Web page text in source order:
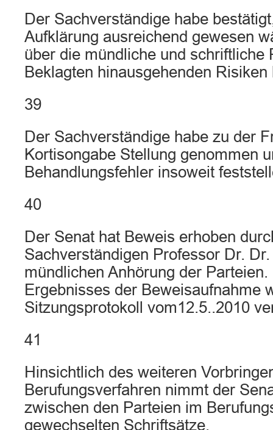
Der Sachverständige habe
Aufklärung ausreichend gewesen
über die mündliche und schriftliche
Beklagten hinausgehenden Risiken
39
Der Sachverständige habe zu der
Kortisongabe Stellung genommen
Behandlungsfehler insoweit
40
Der Senat hat Beweis erhoben
Sachverständigen Professor Dr.
mündlichen Anhörung der
Ergebnisses der Beweisaufnahme
Sitzungsprotokoll vom12.5..2010
41
Hinsichtlich des weiteren
Berufungsverfahren nimmt der
zwischen den Parteien im
gewechselten Schriftsätze.